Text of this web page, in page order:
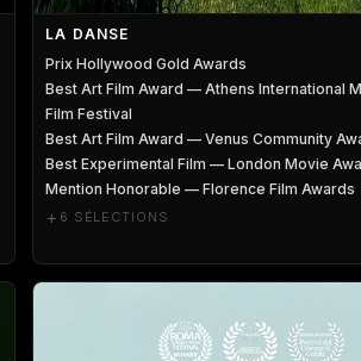
LA DANSE
Prix Hollywood Gold Awards
Best Art Film Award — Athens International
Film Festival
Best Art Film Award — Venus Community
Best Experimental Film — London Movie
Mention Honorable — Florence Film Awards
+ 6 SÉLECTIONS